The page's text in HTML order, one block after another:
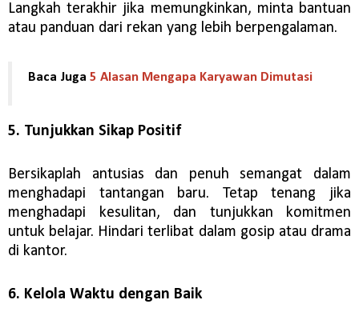
Langkah terakhir jika memungkinkan, minta bantuan
atau panduan dari rekan yang lebih berpengalaman.
Baca Juga 5 Alasan Mengapa Karyawan Dimutasi
5. Tunjukkan Sikap Positif
Bersikaplah antusias dan penuh semangat dalam
menghadapi tantangan baru. Tetap tenang jika
menghadapi kesulitan, dan tunjukkan komitmen
untuk belajar. Hindari terlibat dalam gosip atau drama
di kantor.
6. Kelola Waktu dengan Baik